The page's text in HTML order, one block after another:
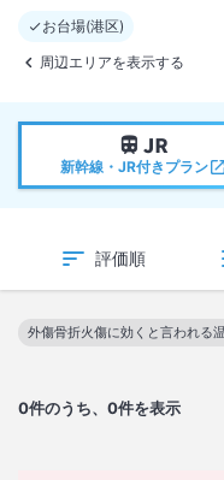
お台場(港区)
周辺エリアを表示する
新幹線・JR付きプラン
評価順
0件のうち、0件を表示
外傷骨折火傷に効くと言われる
この絞り込み条件を解除